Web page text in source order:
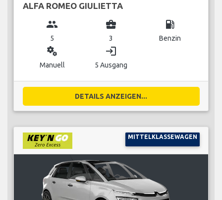
ALFA ROMEO GIULIETTA
group
5
business_center
3
local_gas_station
Benzin
miscellaneous_services
Manuell
login
5 Ausgang
DETAILS ANZEIGEN...
MITTELKLASSEWAGEN